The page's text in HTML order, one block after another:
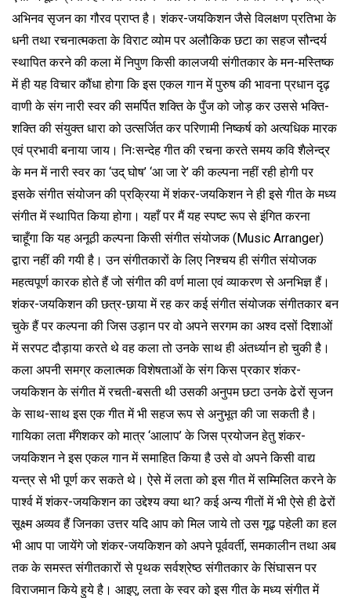
अभिनव सृजन का गौरव प्राप्त है। शंकर-जयकिशन जैसे विलक्षण प्रतिभा के
धनी तथा रचनात्मकता के विराट व्योम पर अलौकिक छटा का सहज सौन्दर्य
स्थापित करने की कला में निपुण किसी कालजयी संगीतकार के मन-मस्तिष्क
में ही यह विचार कौंधा होगा कि इस एकल गान में पुरुष की भावना प्रधान दृढ़
वाणी के संग नारी स्वर की समर्पित शक्ति के पुँज को जोड़ कर उससे भक्ति-
शक्ति की संयुक्त धारा को उत्सर्जित कर परिणामी निष्कर्ष को अत्यधिक मारक
एवं प्रभावी बनाया जाय। निःसन्देह गीत की रचना करते समय कवि शैलेन्द्र
के मन में नारी स्वर का ‘उद् घोष’ ‘आ जा रे’ की कल्पना नहीं रही होगी पर
इसके संगीत संयोजन की प्रक्रिया में शंकर-जयकिशन ने ही इसे गीत के मध्य
संगीत में स्थापित किया होगा। यहाँ पर मैं यह स्पष्ट रूप से इंगित करना
चाहूँगा कि यह अनूठी कल्पना किसी संगीत संयोजक (Music Arranger)
द्वारा नहीं की गयी है। उन संगीतकारों के लिए निश्चय ही संगीत संयोजक
महत्वपूर्ण कारक होते हैं जो संगीत की वर्ण माला एवं व्याकरण से अनभिज्ञ हैं।
शंकर-जयकिशन की छत्र-छाया में रह कर कई संगीत संयोजक संगीतकार बन
चुके हैं पर कल्पना की जिस उड़ान पर वो अपने सरगम का अश्व दसों दिशाओं
में सरपट दौड़ाया करते थे वह कला तो उनके साथ ही अंतर्ध्यान हो चुकी है।
कला अपनी समग्र कलात्मक विशेषताओं के संग किस प्रकार शंकर-
जयकिशन के संगीत में रचती-बसती थी उसकी अनुपम छटा उनके ढेरों सृजन
के साथ-साथ इस एक गीत में भी सहज रूप से अनुभूत की जा सकती है।
गायिका लता मँगेशकर को मात्र ‘आलाप’ के जिस प्रयोजन हेतु शंकर-
जयकिशन ने इस एकल गान में समाहित किया है उसे वो अपने किसी वाद्य
यन्त्र से भी पूर्ण कर सकते थे। ऐसे में लता को इस गीत में सम्मिलित करने के
पार्श्व में शंकर-जयकिशन का उद्देश्य क्या था? कई अन्य गीतों में भी ऐसे ही ढेरों
सूक्ष्म अव्यव हैं जिनका उत्तर यदि आप को मिल जाये तो उस गूढ़ पहेली का हल
भी आप पा जायेंगे जो शंकर-जयकिशन को अपने पूर्ववर्ती, समकालीन तथा अब
तक के समस्त संगीतकारों से पृथक सर्वश्रेष्ठ संगीतकार के सिंघासन पर
विराजमान किये हुये है। आइए, लता के स्वर को इस गीत के मध्य संगीत में